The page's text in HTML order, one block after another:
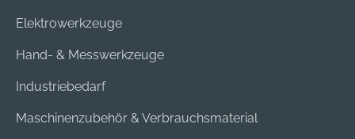
Elektrowerkzeuge
Hand- & Messwerkzeuge
Industriebedarf
Maschinenzubehör & Verbrauchsmaterial